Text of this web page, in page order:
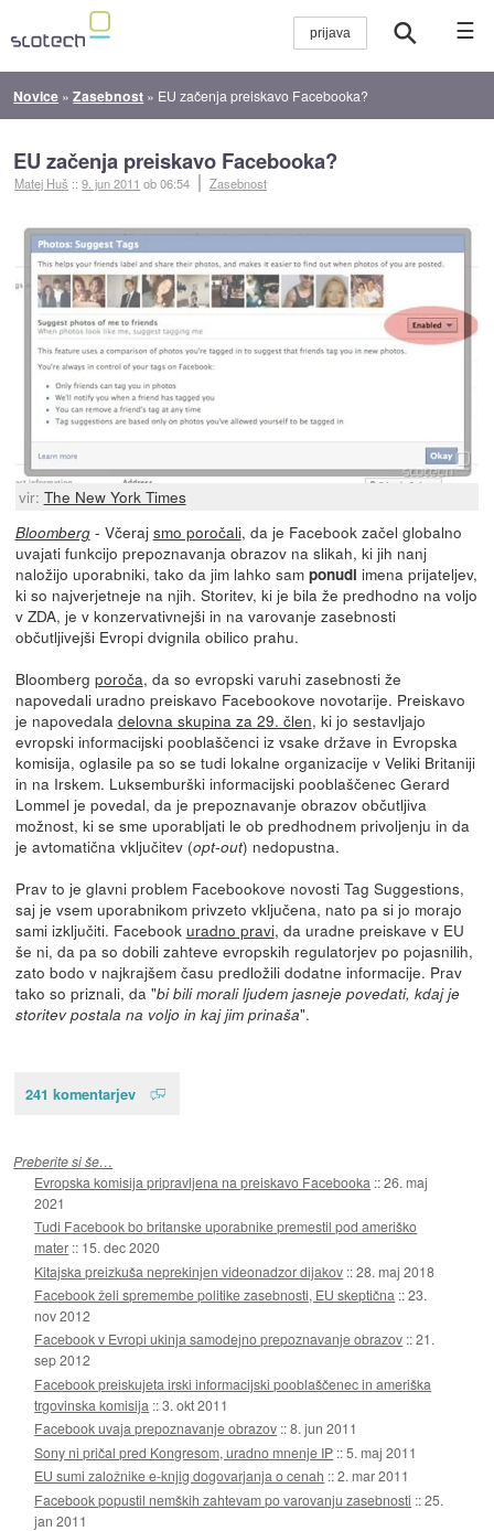
☰
Novice »Zasebnost » EU začenja preiskavo Facebooka?
EU začenja preiskavo Facebooka?
Matej Huš ::9. jun 2011 ob 06:54 Zasebnost
vir: The New York Times
Bloomberg- Včeraj smo poročali, da je Facebook začel globalno
uvajati funkcijo prepoznavanja obrazov na slikah, ki jih nanj
naložijo uporabniki, tako da jim lahko sam ponudi imena prijateljev,
ki so najverjetneje na njih. Storitev, ki je bila že predhodno na voljo
v ZDA, je v konzervativnejši in na varovanje zasebnosti
občutljivejši Evropi dvignila obilico prahu.
Bloomberg poroča, da so evropski varuhi zasebnosti že
napovedali uradno preiskavo Facebookove novotarije. Preiskavo
je napovedala delovna skupina za 29. člen, ki jo sestavljajo
evropski informacijski pooblaščenci iz vsake države in Evropska
komisija, oglasile pa so se tudi lokalne organizacije v Veliki Britaniji
in na Irskem. Luksemburški informacijski pooblaščenec Gerard
Lommel je povedal, da je prepoznavanje obrazov občutljiva
možnost, ki se sme uporabljati le ob predhodnem privoljenju in da
je avtomatična vključitev (opt-out) nedopustna.
Prav to je glavni problem Facebookove novosti Tag Suggestions,
saj je vsem uporabnikom privzeto vključena, nato pa si jo morajo
sami izključiti. Facebook uradno pravi, da uradne preiskave v EU
še ni, da pa so dobili zahteve evropskih regulatorjev po pojasnilih,
zato bodo v najkrajšem času predložili dodatne informacije. Prav
tako so priznali, da "bi bili morali ljudem jasneje povedati, kdaj je
storitev postala na voljo in kaj jim prinaša".
241 komentarjev
Preberite si še…
Evropska komisija pripravljena na preiskavo Facebooka ::26. maj
2021
Tudi Facebook bo britanske uporabnike premestil pod ameriško
mater :: 15. dec 2020
Kitajska preizkuša neprekinjen videonadzor dijakov ::28. maj 2018
Facebook želi spremembe politike zasebnosti, EU skeptična ::23.
nov 2012
Facebook v Evropi ukinja samodejno prepoznavanje obrazov ::21.
sep 2012
Facebook preiskujeta irski informacijski pooblaščenec in ameriška
trgovinska komisija ::3. okt 2011
Facebook uvaja prepoznavanje obrazov ::8. jun 2011
Sony ni pričal pred Kongresom, uradno mnenje IP ::5. maj 2011
EU sumi založnike e-knjig dogovarjanja o cenah ::2. mar 2011
Facebook popustil nemških zahtevam po varovanju zasebnosti ::25.
jan 2011